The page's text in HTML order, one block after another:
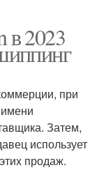
в 2023
при
Затем,
использует
продаж.